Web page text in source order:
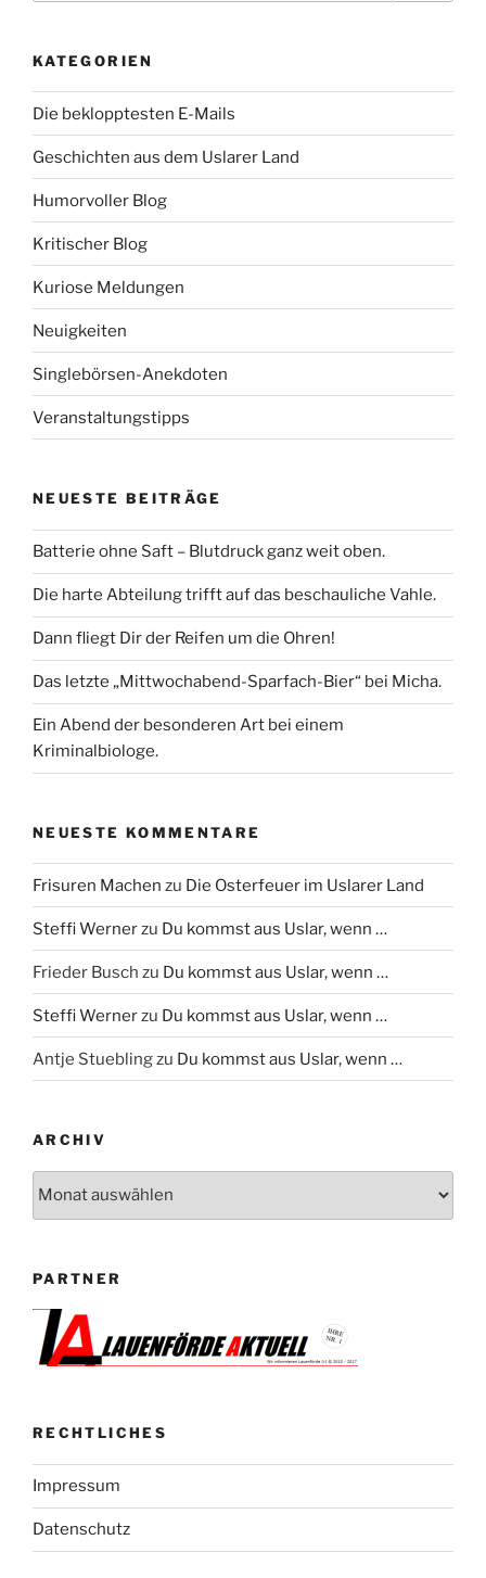
KATEGORIEN
Die beklopptesten E-Mails
Geschichten aus dem Uslarer Land
Humorvoller Blog
Kritischer Blog
Kuriose Meldungen
Neuigkeiten
Singlebörsen-Anekdoten
Veranstaltungstipps
NEUESTE BEITRÄGE
Batterie ohne Saft – Blutdruck ganz weit oben.
Die harte Abteilung trifft auf das beschauliche Vahle.
Dann fliegt Dir der Reifen um die Ohren!
Das letzte „Mittwochabend-Sparfach-Bier“ bei Micha.
Ein Abend der besonderen Art bei einem
Kriminalbiologe.
NEUESTE KOMMENTARE
Frisuren Machen zu Die Osterfeuer im Uslarer Land
Steffi Wernerzu Du kommst aus Uslar, wenn …
Frieder Busch zu Du kommst aus Uslar, wenn …
Steffi Wernerzu Du kommst aus Uslar, wenn …
Antje Stueblingzu Du kommst aus Uslar, wenn …
ARCHIV
PARTNER
RECHTLICHES
Impressum
Datenschutz